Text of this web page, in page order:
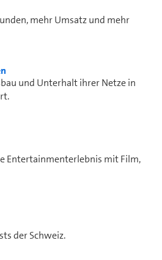
mehr Umsatz und mehr
und Unterhalt ihrer Netze in
Entertainmenterlebnis mit Film,
der Schweiz.